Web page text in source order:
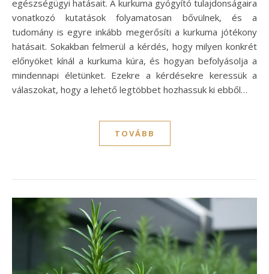
egészségügyi hatásait. A kurkuma gyógyító tulajdonságaira
vonatkozó kutatások folyamatosan bővülnek, és a
tudomány is egyre inkább megerősíti a kurkuma jótékony
hatásait. Sokakban felmerül a kérdés, hogy milyen konkrét
előnyöket kínál a kurkuma kúra, és hogyan befolyásolja a
mindennapi életünket. Ezekre a kérdésekre keressük a
válaszokat, hogy a lehető legtöbbet hozhassuk ki ebből…
TOVÁBB